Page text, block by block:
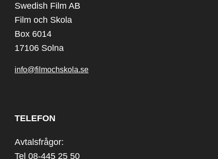
Swedish Film AB
Film och Skola
Box 6014
17106 Solna
info@filmochskola.se
TELEFON
Avtalsfrågor:
Tel 08-445 25 50